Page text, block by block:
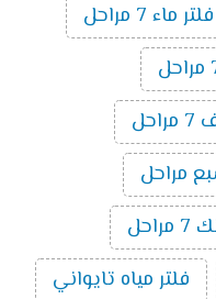
فلتر ماء 7 مراحل
مراحل
فلتر مياه تايواني